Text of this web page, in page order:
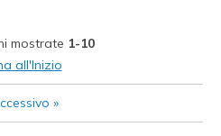
mostrate 1-10
all'Inizio
»